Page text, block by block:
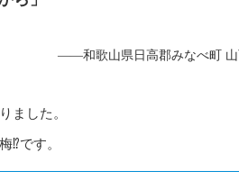
——和歌山県日高郡みなべ町 山
ました。
⁉️です。